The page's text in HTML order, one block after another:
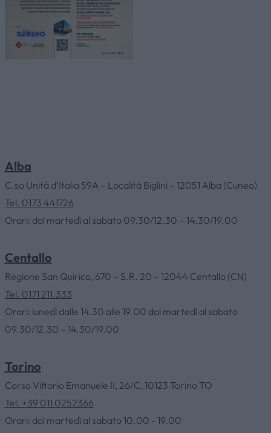
AZIENDA
Alba
C.so Unità d’Italia 59A – Località Biglini – 12051 Alba (Cuneo)
Tel. 0173 441726
Orari: dal martedì al sabato 09.30/12.30 – 14.30/19.00
Centallo
Regione San Quirico, 670 – S.R. 20 – 12044 Centallo (CN)
Tel. 0171 211.333
Orari: lunedì dalle 14.30 alle 19.00 dal martedì al sabato
09.30/12.30 – 14.30/19.00
Torino
Corso Vittorio Emanuele II, 26/C, 10123 Torino TO
Tel. +39 011 0252366
Orari: dal martedì al sabato 10.00 - 19.00